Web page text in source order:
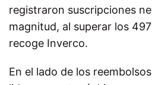
registraron suscripciones
magnitud, al superar los
recoge Inverco.
En el lado de los